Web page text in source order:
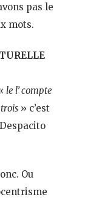
pas le
mots.
le l’ compte
» c’est
Ou